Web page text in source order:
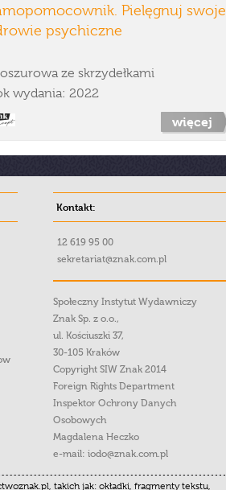
Pielęgnuj swoje
psychiczne
ze skrzydełkami
wydania: 2022
więcej
Kontakt:
12 619 95 00
sekretariat@znak.com.pl
Społeczny Instytut Wydawniczy
Znak Sp. z o.o.,
ul. Kościuszki 37,
30-105 Kraków
Copyright SIW Znak 2014
Foreign Rights Department
Inspektor Ochrony Danych
Osobowych
Magdalena Heczko
e-mail: iodo@znak.com.pl
takich jak: okładki, fragmenty tekstu,